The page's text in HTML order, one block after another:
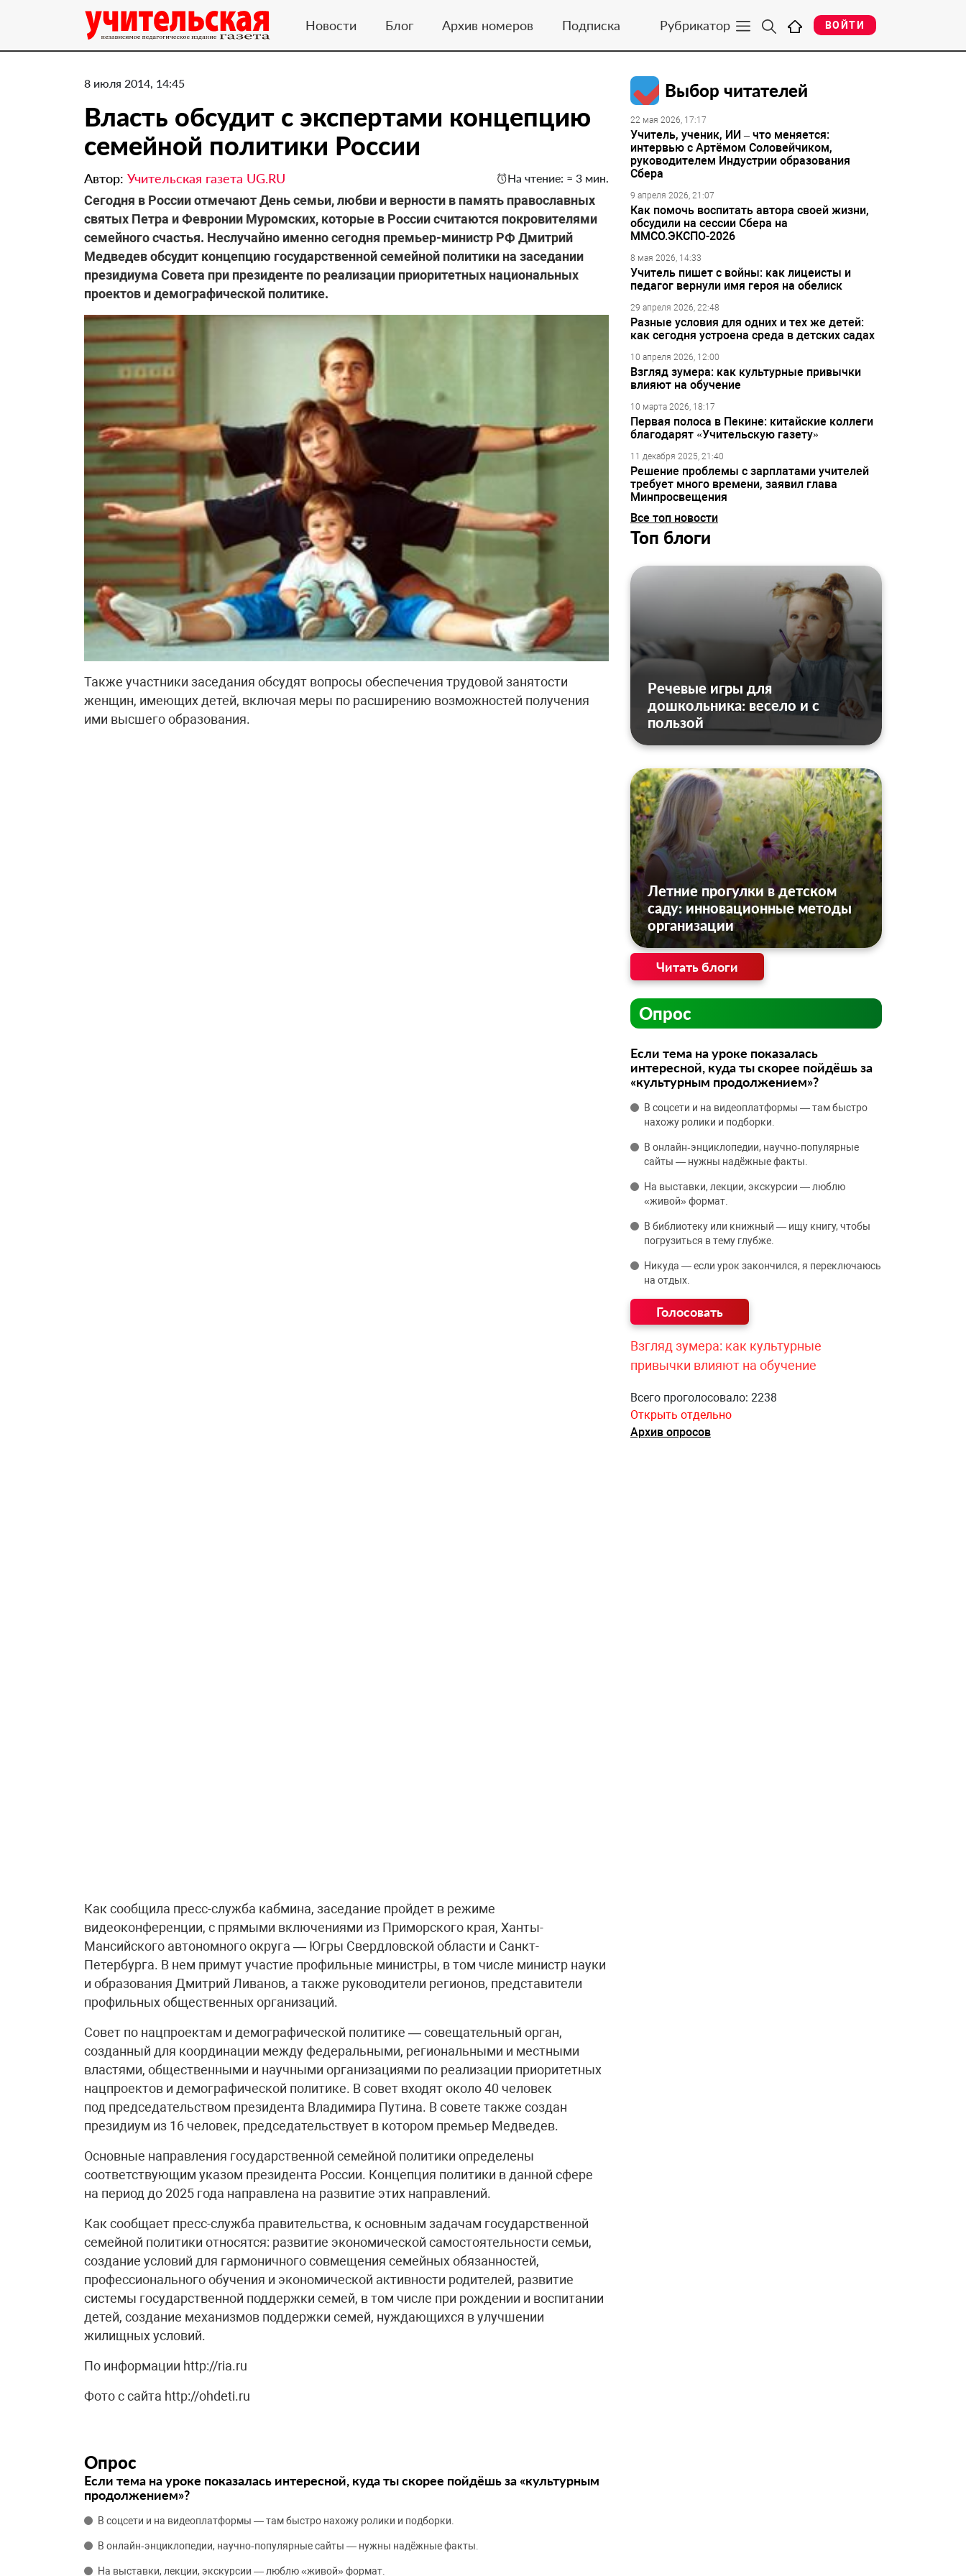
Новости Блог Архив номеров Подписка Рубрикатор ВОЙТИ
8 июля 2014, 14:45
Власть обсудит с экспертами концепцию
семейной политики России
Автор: Учительская газета UG.RU На чтение: ≈ 3 мин.
Сегодня в России отмечают День семьи, любви и верности в память православных
святых Петра и Февронии Муромских, которые в России считаются покровителями
семейного счастья. Неслучайно именно сегодня премьер-министр РФ Дмитрий
Медведев обсудит концепцию государственной семейной политики на заседании
президиума Совета при президенте по реализации приоритетных национальных
проектов и демографической политике.
Также участники заседания обсудят вопросы обеспечения трудовой занятости
женщин, имеющих детей, включая меры по расширению возможностей получения
ими высшего образования.
Как сообщила пресс-служба кабмина, заседание пройдет в режиме
видеоконференции, с прямыми включениями из Приморского края, Ханты-
Мансийского автономного округа — Югры Свердловской области и Санкт-
Петербурга. В нем примут участие профильные министры, в том числе министр науки
и образования Дмитрий Ливанов, а также руководители регионов, представители
профильных общественных организаций.
Совет по нацпроектам и демографической политике — совещательный орган,
созданный для координации между федеральными, региональными и местными
властями, общественными и научными организациями по реализации приоритетных
нацпроектов и демографической политике. В совет входят около 40 человек
под председательством президента Владимира Путина. В совете также создан
президиум из 16 человек, председательствует в котором премьер Медведев.
Основные направления государственной семейной политики определены
соответствующим указом президента России. Концепция политики в данной сфере
на период до 2025 года направлена на развитие этих направлений.
Как сообщает пресс-служба правительства, к основным задачам государственной
семейной политики относятся: развитие экономической самостоятельности семьи,
создание условий для гармоничного совмещения семейных обязанностей,
профессионального обучения и экономической активности родителей, развитие
системы государственной поддержки семей, в том числе при рождении и воспитании
детей, создание механизмов поддержки семей, нуждающихся в улучшении
жилищных условий.
По информации http://ria.ru
Фото с сайта http://ohdeti.ru
Опрос
Если тема на уроке показалась интересной, куда ты скорее пойдёшь за «культурным
продолжением»?
В соцсети и на видеоплатформы — там быстро нахожу ролики и подборки.
В онлайн‑энциклопедии, научно‑популярные сайты — нужны надёжные факты.
На выставки, лекции, экскурсии — люблю «живой» формат.
Выбор читателей
22 мая 2026, 17:17
Учитель, ученик, ИИ – что меняется:
интервью с Артёмом Соловейчиком,
руководителем Индустрии образования
Сбера
9 апреля 2026, 21:07
Как помочь воспитать автора своей жизни,
обсудили на сессии Сбера на
ММСО.ЭКСПО-2026
8 мая 2026, 14:33
Учитель пишет с войны: как лицеисты и
педагог вернули имя героя на обелиск
29 апреля 2026, 22:48
Разные условия для одних и тех же детей:
как сегодня устроена среда в детских садах
10 апреля 2026, 12:00
Взгляд зумера: как культурные привычки
влияют на обучение
10 марта 2026, 18:17
Первая полоса в Пекине: китайские коллеги
благодарят «Учительскую газету»
11 декабря 2025, 21:40
Решение проблемы с зарплатами учителей
требует много времени, заявил глава
Минпросвещения
Все топ новости
Топ блоги
Речевые игры для
дошкольника: весело и с
пользой
Летние прогулки в детском
саду: инновационные методы
организации
Читать блоги
Опрос
Если тема на уроке показалась
интересной, куда ты скорее пойдёшь за
«культурным продолжением»?
В соцсети и на видеоплатформы — там быстро
нахожу ролики и подборки.
В онлайн‑энциклопедии, научно‑популярные
сайты — нужны надёжные факты.
На выставки, лекции, экскурсии — люблю
«живой» формат.
В библиотеку или книжный — ищу книгу, чтобы
погрузиться в тему глубже.
Никуда — если урок закончился, я переключаюсь
на отдых.
Взгляд зумера: как культурные
привычки влияют на обучение
Всего проголосовало: 2238
Открыть отдельно
Архив опросов